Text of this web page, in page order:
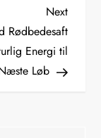
Next
Post
Next
Rødbedesaft
Energi til
Løb